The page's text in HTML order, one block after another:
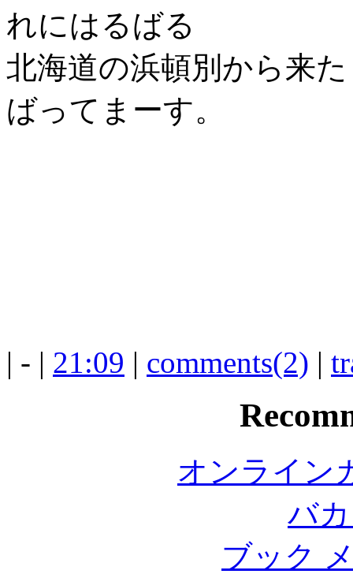
れにはるばる
北海道の浜頓別から
ばってまーす。
| - | 21:09 | comments(2) |
オンライン
バ
ブック